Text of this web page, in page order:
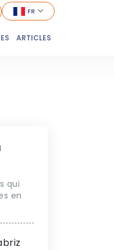
FR
ARTICLES
qui
en